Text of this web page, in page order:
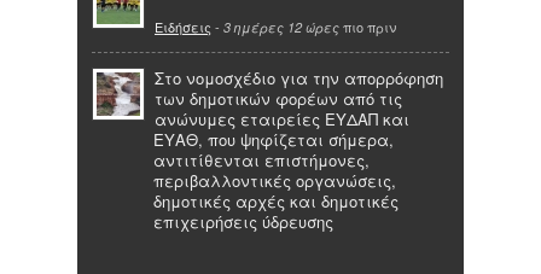
Ειδήσεις - 3 ημέρες 12 ώρες πιο πριν
Στο νομοσχέδιο για την απορρόφηση
των δημοτικών φορέων από τις
ανώνυμες εταιρείες ΕΥΔΑΠ και
ΕΥΑΘ, που ψηφίζεται σήμερα,
αντιτίθενται επιστήμονες,
περιβαλλοντικές οργανώσεις,
δημοτικές αρχές και δημοτικές
επιχειρήσεις ύδρευσης